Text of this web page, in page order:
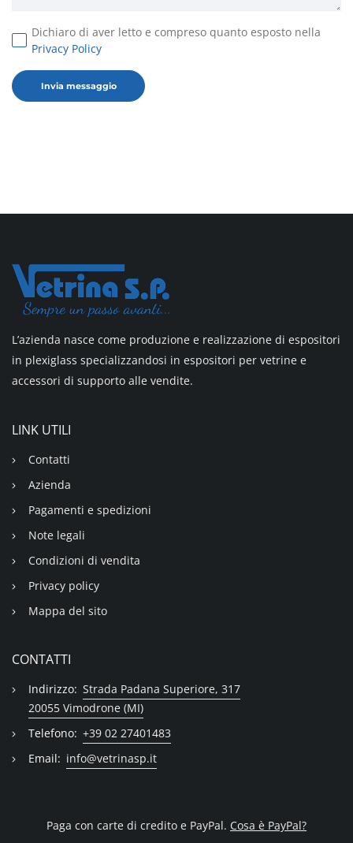
Dichiaro di aver letto e compreso quanto esposto nella
Privacy Policy
L’azienda nasce come produzione e realizzazione di espositori
in plexiglass specializzandosi in espositori per vetrine e
accessori di supporto alle vendite.
LINK UTILI
Contatti
Azienda
Pagamenti e spedizioni
Note legali
Condizioni di vendita
Privacy policy
Mappa del sito
CONTATTI
Indirizzo: Strada Padana Superiore, 317
20055 Vimodrone (MI)
Telefono: +39 02 27401483
Email: info@vetrinasp.it
Paga con carte di credito e PayPal. Cosa è PayPal?